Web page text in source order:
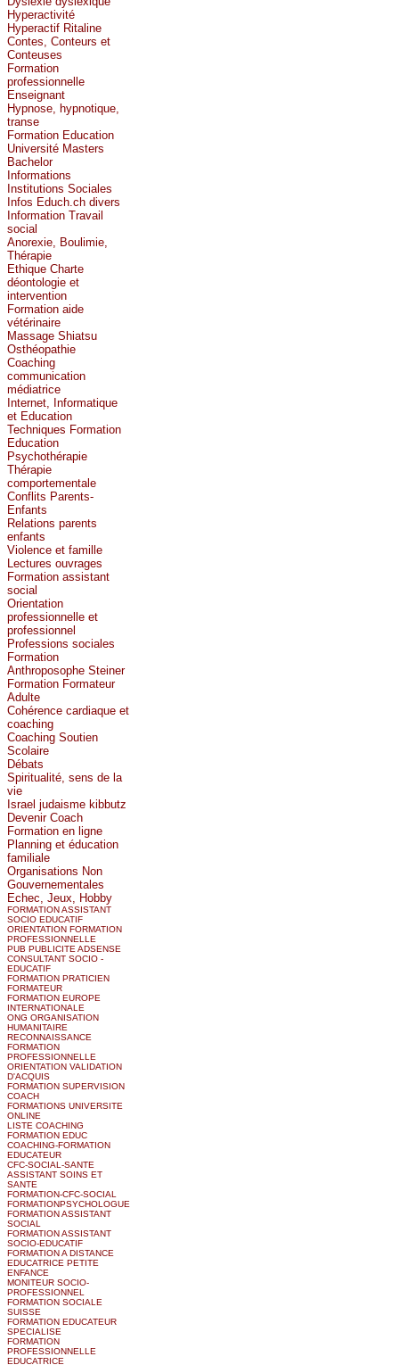
Hyperactivité
Hyperactif Ritaline
Contes, Conteurs et
Conteuses
Formation
professionnelle
Enseignant
Hypnose, hypnotique,
transe
Formation Education
Université Masters
Bachelor
Informations
Institutions Sociales
Infos Educh.ch divers
Information Travail
social
Anorexie, Boulimie,
Thérapie
Ethique Charte
déontologie et
intervention
Formation aide
vétérinaire
Massage Shiatsu
Osthéopathie
Coaching
communication
médiatrice
Internet, Informatique
et Education
Techniques Formation
Education
Psychothérapie
Thérapie
comportementale
Conflits Parents-
Enfants
Relations parents
enfants
Violence et famille
Lectures ouvrages
Formation assistant
social
Orientation
professionnelle et
professionnel
Professions sociales
Formation
Anthroposophe Steiner
Formation Formateur
Adulte
Cohérence cardiaque et
coaching
Coaching Soutien
Scolaire
Débats
Spiritualité, sens de la
vie
Israel judaisme kibbutz
Devenir Coach
Formation en ligne
Planning et éducation
familiale
Organisations Non
Gouvernementales
Echec, Jeux, Hobby
FORMATION ASSISTANT
SOCIO EDUCATIF
ORIENTATION FORMATION
PROFESSIONNELLE
PUB PUBLICITE ADSENSE
CONSULTANT SOCIO -
EDUCATIF
FORMATION PRATICIEN
FORMATEUR
FORMATION EUROPE
INTERNATIONALE
ONG ORGANISATION
HUMANITAIRE
RECONNAISSANCE
FORMATION
PROFESSIONNELLE
ORIENTATION VALIDATION
D'ACQUIS
FORMATION SUPERVISION
COACH
FORMATIONS UNIVERSITE
ONLINE
LISTE COACHING
FORMATION EDUC
COACHING-FORMATION
EDUCATEUR
CFC-SOCIAL-SANTE
ASSISTANT SOINS ET
SANTE
FORMATION-CFC-SOCIAL
FORMATIONPSYCHOLOGUE
FORMATION ASSISTANT
SOCIAL
FORMATION ASSISTANT
SOCIO-EDUCATIF
FORMATION A DISTANCE
EDUCATRICE PETITE
ENFANCE
MONITEUR SOCIO-
PROFESSIONNEL
FORMATION SOCIALE
SUISSE
FORMATION EDUCATEUR
SPECIALISE
FORMATION
PROFESSIONNELLE
EDUCATRICE